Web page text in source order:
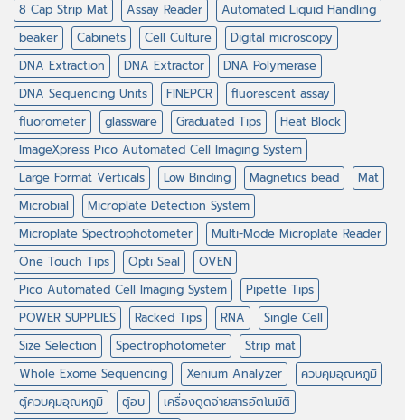
8 Cap Strip Mat Assay Reader
Automated Liquid Handling
beaker
Cabinets Cell Culture
Digital microscopy
DNA Extraction
DNA Extractor
DNA Polymerase
DNA Sequencing Units
FINEPCR
fluorescent assay
fluorometer
glassware Graduated Tips
Heat Block
ImageXpress Pico Automated Cell Imaging System
Large Format Verticals
Low Binding Magnetics bead
Mat
Microbial
Microplate Detection System
Microplate Spectrophotometer
Multi-Mode Microplate Reader
One Touch Tips
Opti Seal
OVEN
Pico Automated Cell Imaging System
Pipette Tips
POWER SUPPLIES
Racked Tips RNA
Single Cell
Size Selection
Spectrophotometer
Strip mat
Whole Exome Sequencing
Xenium Analyzer
ควบคุมอุณหภูมิ
ตู้ควบคุมอุณหภูมิ
ตู้อบ
เครื่องดูดจ่ายสารอัตโนมัติ